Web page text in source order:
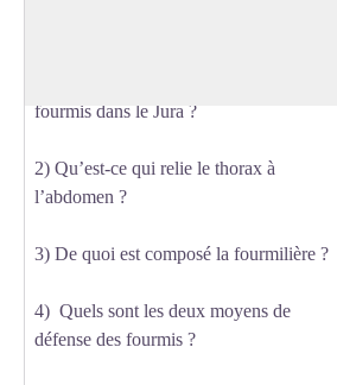
fourmis dans le Jura ?
2) Qu’est-ce qui relie le thorax à
l’abdomen ?
3) De quoi est composé la fourmilière ?
4) Quels sont les deux moyens de
défense des fourmis ?